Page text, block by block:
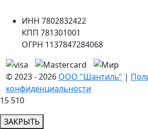
ИНН 7802832422
КПП 781301001
ОГРН 1137847284068
© 2023 - 2026 ООО "Шантиль" |
конфиденциальности
15 510
ЗАКРЫТЬ